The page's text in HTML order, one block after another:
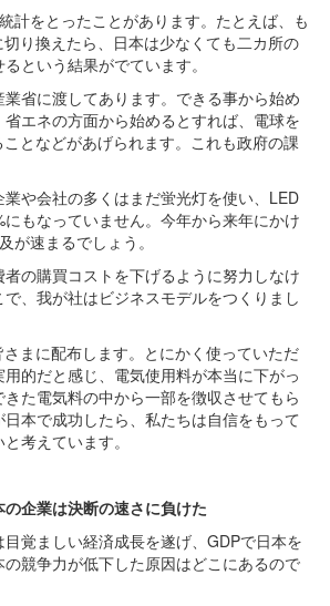
計をとったことがあります。たとえば、も
り換えたら、日本は少なくても二カ所の
という結果がでています。
省に渡してあります。できる事から始め
エネの方面から始めるとすれば、電球を
となどがあげられます。これも政府の課
や会社の多くはまだ蛍光灯を使い、LED
もなっていません。今年から来年にかけ
が速まるでしょう。
の購買コストを下げるように努力しなけ
、我が社はビジネスモデルをつくりまし
まに配布します。とにかく使っていただ
的だと感じ、電気使用料が本当に下がっ
た電気料の中から一部を徴収させてもら
本で成功したら、私たちは自信をもって
考えています。
の企業は決断の速さに負けた
覚ましい経済成長を遂げ、GDPで日本を
競争力が低下した原因はどこにあるので